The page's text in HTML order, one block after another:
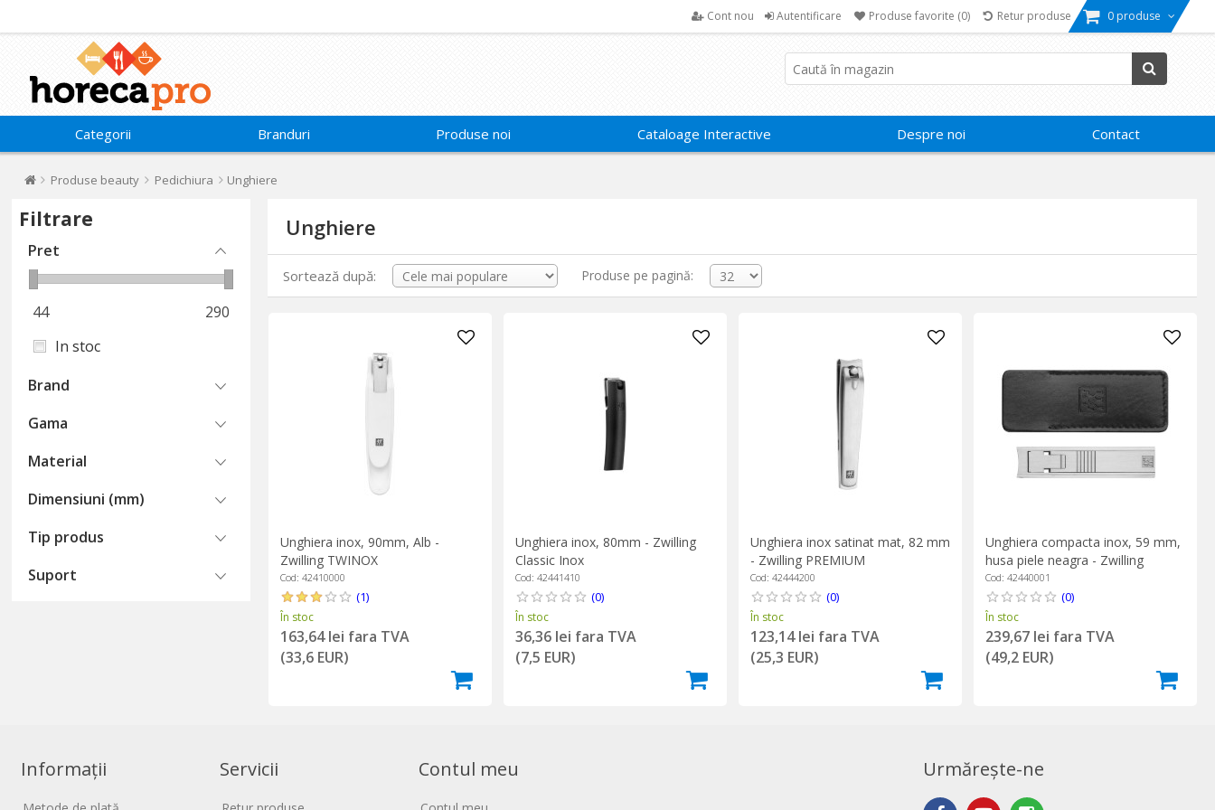
Cont nou Autentificare Produse favorite (0) Retur produse 0 produse
Categorii Branduri Produse noi Cataloage Interactive Despre noi Contact
Produse beauty Pedichiura Unghiere
Filtrare
Pret
44
290
In stoc
Brand
Gama
Material
Dimensiuni (mm)
Tip produs
Suport
Unghiere
Sortează după: Produse pe pagină:
Unghiera inox, 90mm, Alb -
Zwilling TWINOX
Cod: 42410000
(1)
În stoc
163,64 lei fara TVA
(33,6 EUR)
Unghiera inox, 80mm - Zwilling
Classic Inox
Cod: 42441410
(0)
În stoc
36,36 lei fara TVA
(7,5 EUR)
Unghiera inox satinat mat, 82 mm
- Zwilling PREMIUM
Cod: 42444200
(0)
În stoc
123,14 lei fara TVA
(25,3 EUR)
Unghiera compacta inox, 59 mm,
husa piele neagra - Zwilling
PREMIUM
Cod: 42440001
(0)
În stoc
239,67 lei fara TVA
(49,2 EUR)
Informații Servicii Contul meu Urmărește-ne